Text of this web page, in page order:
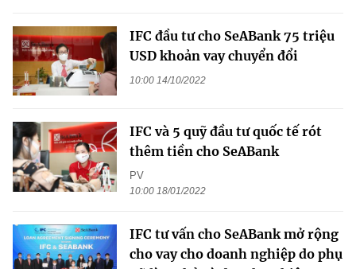
IFC đầu tư cho SeABank 75 triệu
USD khoản vay chuyển đổi
10:00 14/10/2022
IFC và 5 quỹ đầu tư quốc tế rót
thêm tiền cho SeABank
PV
10:00 18/01/2022
IFC tư vấn cho SeABank mở rộng
cho vay cho doanh nghiệp do phụ